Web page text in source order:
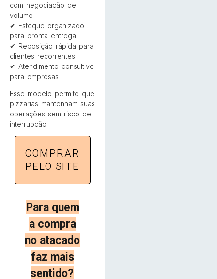
com negociação de
volume
✔ Estoque organizado
para pronta entrega
✔ Reposição rápida para
clientes recorrentes
✔ Atendimento consultivo
para empresas
Esse modelo permite que
pizzarias mantenham suas
operações sem risco de
interrupção.
COMPRAR
PELO SITE
Para quem
a compra
no atacado
faz mais
sentido?